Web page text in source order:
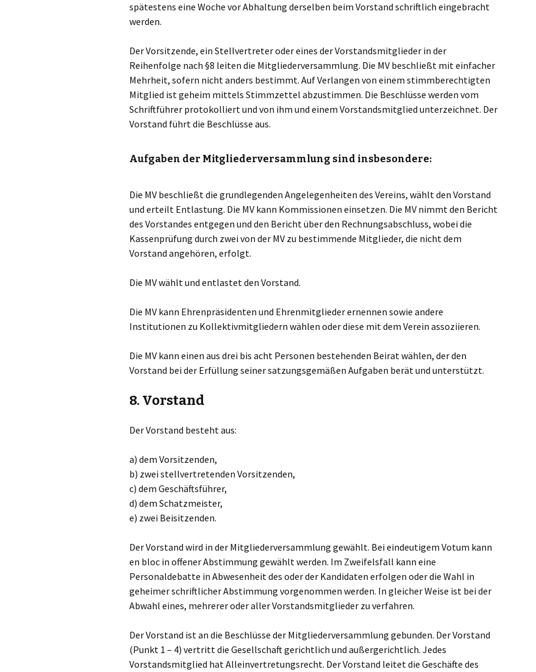
spätestens eine Woche vor Abhaltung derselben beim Vorstand schriftlich eingebracht
werden.
Der Vorsitzende, ein Stellvertreter oder eines der Vorstandsmitglieder in der
Reihenfolge nach §8 leiten die Mitgliederversammlung. Die MV beschließt mit einfacher
Mehrheit, sofern nicht anders bestimmt. Auf Verlangen von einem stimmberechtigten
Mitglied ist geheim mittels Stimmzettel abzustimmen. Die Beschlüsse werden vom
Schriftführer protokolliert und von ihm und einem Vorstandsmitglied unterzeichnet. Der
Vorstand führt die Beschlüsse aus.
Aufgaben der Mitgliederversammlung sind insbesondere:
Die MV beschließt die grundlegenden Angelegenheiten des Vereins, wählt den Vorstand
und erteilt Entlastung. Die MV kann Kommissionen einsetzen. Die MV nimmt den Bericht
des Vorstandes entgegen und den Bericht über den Rechnungsabschluss, wobei die
Kassenprüfung durch zwei von der MV zu bestimmende Mitglieder, die nicht dem
Vorstand angehören, erfolgt.
Die MV wählt und entlastet den Vorstand.
Die MV kann Ehrenpräsidenten und Ehrenmitglieder ernennen sowie andere
Institutionen zu Kollektivmitgliedern wählen oder diese mit dem Verein assoziieren.
Die MV kann einen aus drei bis acht Personen bestehenden Beirat wählen, der den
Vorstand bei der Erfüllung seiner satzungsgemäßen Aufgaben berät und unterstützt.
8. Vorstand
Der Vorstand besteht aus:
a) dem Vorsitzenden,
b) zwei stellvertretenden Vorsitzenden,
c) dem Geschäftsführer,
d) dem Schatzmeister,
e) zwei Beisitzenden.
Der Vorstand wird in der Mitgliederversammlung gewählt. Bei eindeutigem Votum kann
en bloc in offener Abstimmung gewählt werden. Im Zweifelsfall kann eine
Personaldebatte in Abwesenheit des oder der Kandidaten erfolgen oder die Wahl in
geheimer schriftlicher Abstimmung vorgenommen werden. In gleicher Weise ist bei der
Abwahl eines, mehrerer oder aller Vorstandsmitglieder zu verfahren.
Der Vorstand ist an die Beschlüsse der Mitgliederversammlung gebunden. Der Vorstand
(Punkt 1 – 4) vertritt die Gesellschaft gerichtlich und außergerichtlich. Jedes
Vorstandsmitglied hat Alleinvertretungsrecht. Der Vorstand leitet die Geschäfte des